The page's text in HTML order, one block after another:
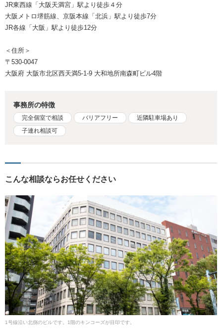
JR東西線「大阪天満宮」駅より徒歩４分
大阪メトロ堺筋線、京阪本線「北浜」駅より徒歩7分
JR各線「大阪」駅より徒歩12分
＜住所＞
〒530-0047
大阪府 大阪市北区西天満5-1-9 大和地所南森町ビル4階
事務所の特徴
完全個室で相談 バリアフリー
近隣駐車場あり
子連れ相談可
こんな相談ならお任せください
1号線沿い北側のビルです。1階のキンコーズが目印です。